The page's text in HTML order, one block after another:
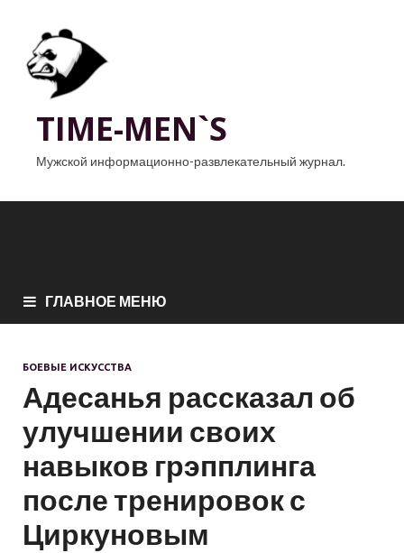
TIME-MEN`S
Мужской информационно-развлекательный журнал.
ГЛАВНОЕ МЕНЮ
БОЕВЫЕ ИСКУССТВА
Адесанья рассказал об
улучшении своих
навыков грэпплинга
после тренировок с
Циркуновым